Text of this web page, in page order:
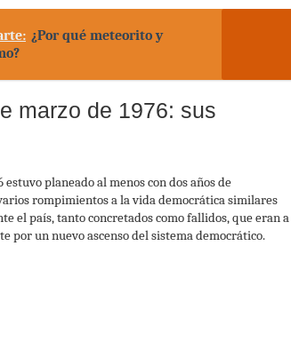
¿Por qué meteorito y
marzo de 1976: sus
estuvo planeado al menos con dos años de
rompimientos a la vida democrática similares
el país, tanto concretados como fallidos, que eran a
por un nuevo ascenso del sistema democrático.